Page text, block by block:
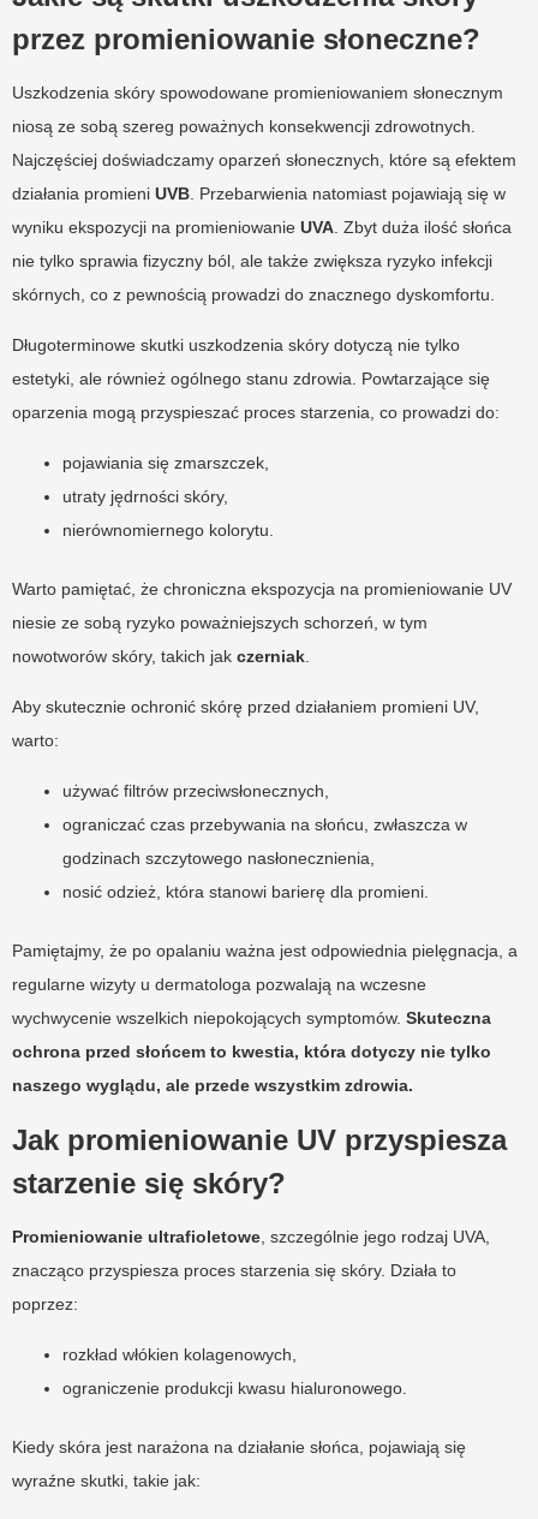
przez promieniowanie słoneczne?
Uszkodzenia skóry spowodowane promieniowaniem słonecznym
niosą ze sobą szereg poważnych konsekwencji zdrowotnych.
Najczęściej doświadczamy oparzeń słonecznych, które są efektem
działania promieni UVB . Przebarwienia natomiast pojawiają się w
wyniku ekspozycji na promieniowanie UVA . Zbyt duża ilość słońca
nie tylko sprawia fizyczny ból, ale także zwiększa ryzyko infekcji
skórnych, co z pewnością prowadzi do znacznego dyskomfortu.
Długoterminowe skutki uszkodzenia skóry dotyczą nie tylko
estetyki, ale również ogólnego stanu zdrowia. Powtarzające się
oparzenia mogą przyspieszać proces starzenia, co prowadzi do:
pojawiania się zmarszczek,
utraty jędrności skóry,
nierównomiernego kolorytu.
Warto pamiętać, że chroniczna ekspozycja na promieniowanie UV
niesie ze sobą ryzyko poważniejszych schorzeń, w tym
nowotworów skóry, takich jak czerniak
Aby skutecznie ochronić skórę przed działaniem promieni UV,
warto:
używać filtrów przeciwsłonecznych,
ograniczać czas przebywania na słońcu, zwłaszcza w
godzinach szczytowego nasłonecznienia,
nosić odzież, która stanowi barierę dla promieni.
Pamiętajmy, że po opalaniu ważna jest odpowiednia pielęgnacja, a
regularne wizyty u dermatologa pozwalają na wczesne
wychwycenie wszelkich niepokojących symptomów. Skuteczna
ochrona przed słońcem to kwestia, która dotyczy nie tylko
naszego wyglądu, ale przede wszystkim zdrowia.
Jak promieniowanie UV przyspiesza
starzenie się skóry?
Promieniowanie ultrafioletowe , szczególnie jego rodzaj UVA,
znacząco przyspiesza proces starzenia się skóry. Działa to
poprzez:
rozkład włókien kolagenowych,
ograniczenie produkcji kwasu hialuronowego.
Kiedy skóra jest narażona na działanie słońca, pojawiają się
wyraźne skutki, takie jak: